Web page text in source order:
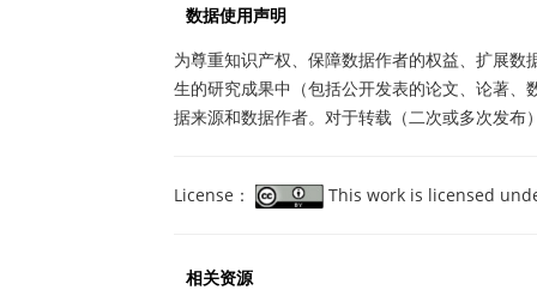
数据使用声明
为尊重知识产权、保障数据作者的权益、扩展
生的研究成果中（包括公开发表的论文、论著
据来源和数据作者。对于转载（二次或多次发
License： This work is licensed
相关资源